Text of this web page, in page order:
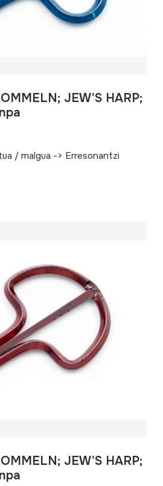
JEW'S HARP;
/ malgua -> Erresonantzi
JEW'S HARP;